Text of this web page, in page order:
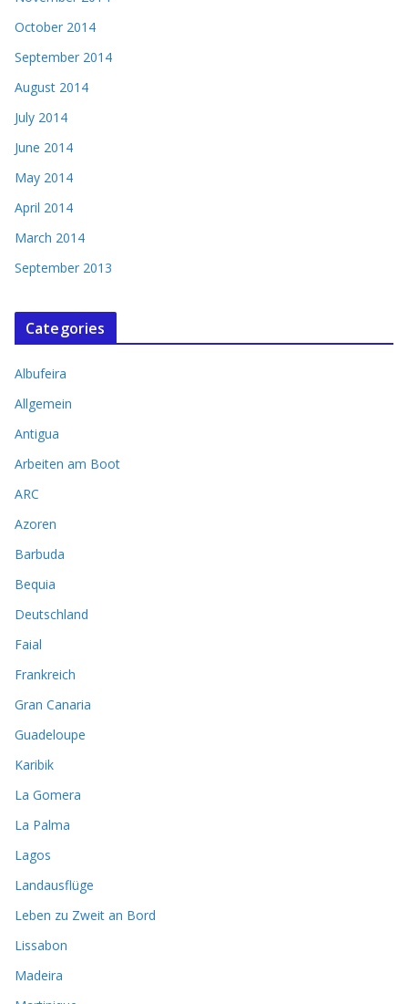
October 2014
September 2014
August 2014
July 2014
June 2014
May 2014
April 2014
March 2014
September 2013
Categories
Albufeira
Allgemein
Antigua
Arbeiten am Boot
ARC
Azoren
Barbuda
Bequia
Deutschland
Faial
Frankreich
Gran Canaria
Guadeloupe
Karibik
La Gomera
La Palma
Lagos
Landausflüge
Leben zu Zweit an Bord
Lissabon
Madeira